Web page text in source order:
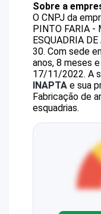
Sobre a
O CNPJ da
PINTO FARIA -
ESQUADRIA
30. Com sede
anos, 8 meses
17/11/2022. A
INAPTA e sua
Fabricação de
esquadrias.